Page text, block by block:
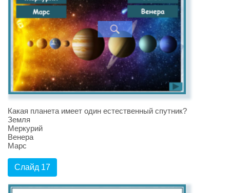
Какая планета имеет один естественный спутник?
Земля
Меркурий
Венера
Марс
Слайд 17